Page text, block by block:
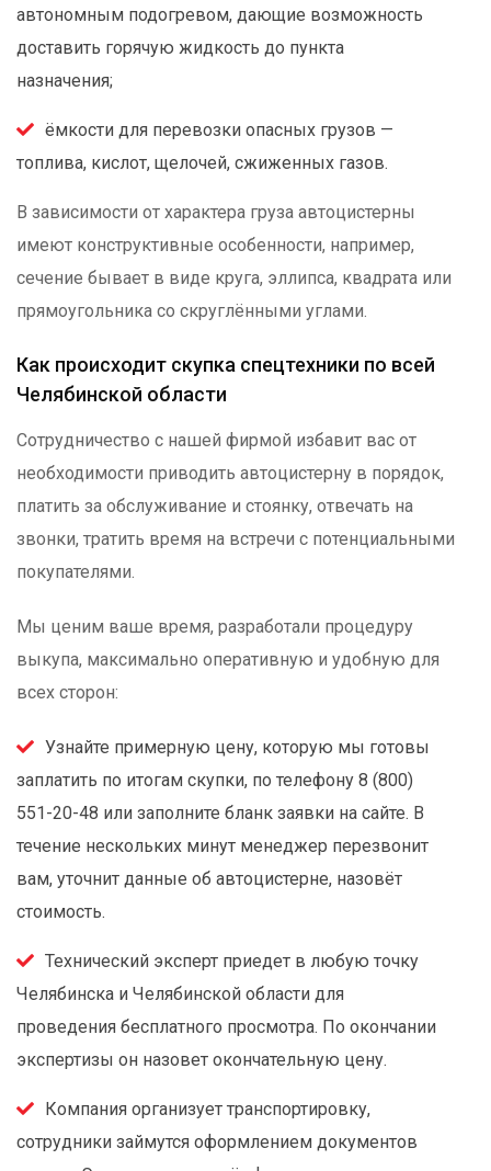
автономным подогревом, дающие возможность
доставить горячую жидкость до пункта
назначения;
ёмкости для перевозки опасных грузов —
топлива, кислот, щелочей, сжиженных газов.
В зависимости от характера груза автоцистерны
имеют конструктивные особенности, например,
сечение бывает в виде круга, эллипса, квадрата или
прямоугольника со скруглёнными углами.
Как происходит скупка спецтехники по всей
Челябинской области
Сотрудничество с нашей фирмой избавит вас от
необходимости приводить автоцистерну в порядок,
платить за обслуживание и стоянку, отвечать на
звонки, тратить время на встречи с потенциальными
покупателями.
Мы ценим ваше время, разработали процедуру
выкупа, максимально оперативную и удобную для
всех сторон:
Узнайте примерную цену, которую мы готовы
заплатить по итогам скупки, по телефону 8 (800)
551-20-48 или заполните бланк заявки на сайте. В
течение нескольких минут менеджер перезвонит
вам, уточнит данные об автоцистерне, назовёт
стоимость.
Технический эксперт приедет в любую точку
Челябинска и Челябинской области для
проведения бесплатного просмотра. По окончании
экспертизы он назовет окончательную цену.
Компания организует транспортировку,
сотрудники займутся оформлением документов